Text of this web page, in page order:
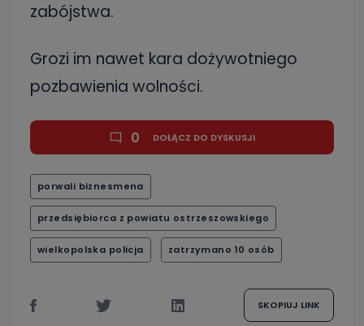
zabójstwa.
Grozi im nawet kara dożywotniego
pozbawienia wolności.
0 DOŁĄCZ DO DYSKUSJI
porwali biznesmena
przedsiębiorca z powiatu ostrzeszowskiego
wielkopolska policja zatrzymano 10 osób
SKOPIUJ LINK